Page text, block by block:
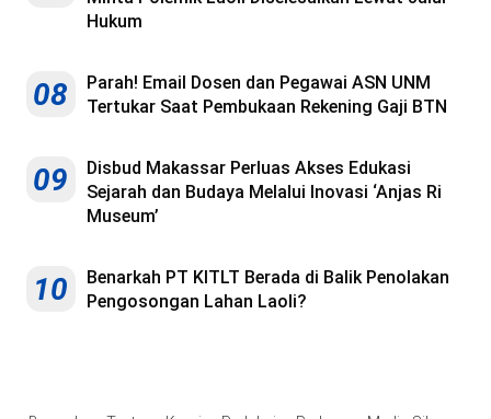
Hukum
08
Parah! Email Dosen dan Pegawai ASN UNM
Tertukar Saat Pembukaan Rekening Gaji BTN
09
Disbud Makassar Perluas Akses Edukasi
Sejarah dan Budaya Melalui Inovasi ‘Anjas Ri
Museum’
10
Benarkah PT KITLT Berada di Balik Penolakan
Pengosongan Lahan Laoli?